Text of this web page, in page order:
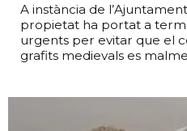
A instància de
propietat ha portat a
urgents per evitar que el
grafits medievals es